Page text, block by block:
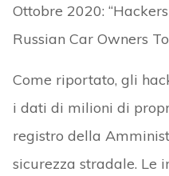
Ottobre 2020:
Russian Car Owners
Come riportato, gli
i dati di milioni di
registro della
sicurezza stradale. Le